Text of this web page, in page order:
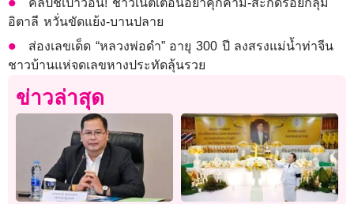
คลิปชี้เป้าว่อน! ชาวเน็ตเตือนอย่าคุกคาม-สะกดรอยกลุ่ม
อิตาลี หวั่นขัดแย้ง-บานปลาย
ส่องเลขเด็ด “หลวงพ่อดำ” อายุ 300 ปี ลงสรงแม่น้ำท่าจีน
ชาวบ้านแห่จดเลขหางประทัดลุ้นรวย
ข่าวล่าสุด